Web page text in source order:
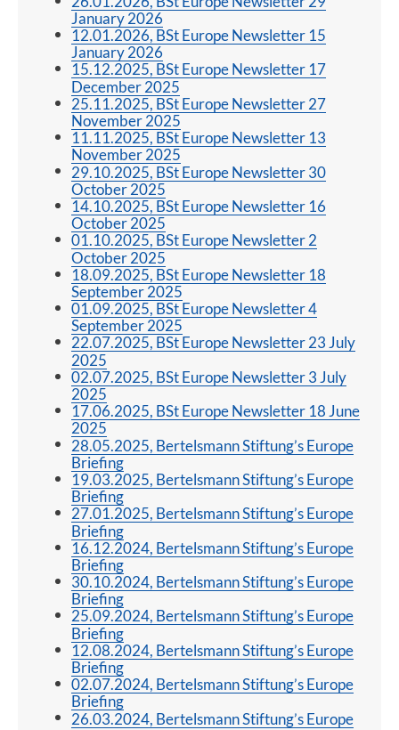
January 2026
12.01.2026, BSt Europe Newsletter 15
January 2026
15.12.2025, BSt Europe Newsletter 17
December 2025
25.11.2025, BSt Europe Newsletter 27
November 2025
11.11.2025, BSt Europe Newsletter 13
November 2025
29.10.2025, BSt Europe Newsletter 30
October 2025
14.10.2025, BSt Europe Newsletter 16
October 2025
01.10.2025, BSt Europe Newsletter 2
October 2025
18.09.2025, BSt Europe Newsletter 18
September 2025
01.09.2025, BSt Europe Newsletter 4
September 2025
22.07.2025, BSt Europe Newsletter 23 July
2025
02.07.2025, BSt Europe Newsletter 3 July
2025
17.06.2025, BSt Europe Newsletter 18 June
2025
28.05.2025, Bertelsmann Stiftung’s Europe
Briefing
19.03.2025, Bertelsmann Stiftung’s Europe
Briefing
27.01.2025, Bertelsmann Stiftung’s Europe
Briefing
16.12.2024, Bertelsmann Stiftung’s Europe
Briefing
30.10.2024, Bertelsmann Stiftung’s Europe
Briefing
25.09.2024, Bertelsmann Stiftung’s Europe
Briefing
12.08.2024, Bertelsmann Stiftung’s Europe
Briefing
02.07.2024, Bertelsmann Stiftung’s Europe
Briefing
26.03.2024, Bertelsmann Stiftung’s Europe